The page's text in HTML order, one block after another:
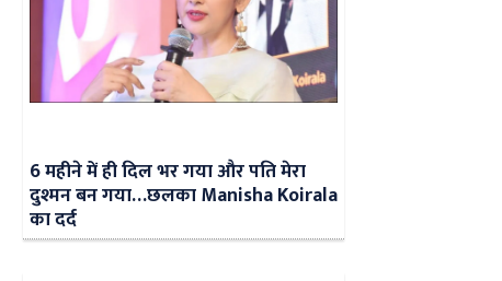
6 महीने में ही दिल भर गया और पति मेरा
दुश्मन बन गया…छलका Manisha Koirala
का दर्द